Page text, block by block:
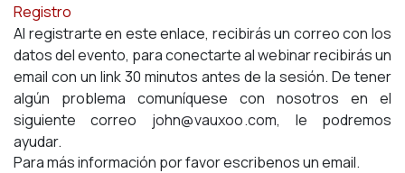
Registro
Al registrarte en este enlace, recibirás un correo con los
datos del evento, para conectarte al webinar recibirás un
email con un link 30 minutos antes de la sesión. De tener
algún problema comuníquese con nosotros en el
siguiente correo john@vauxoo.com, le podremos
ayudar.
Para más información por favor escribenos un email.